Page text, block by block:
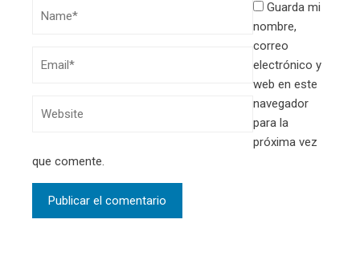
Guarda mi
nombre,
correo
electrónico y
web en este
navegador
para la
próxima vez
que comente.